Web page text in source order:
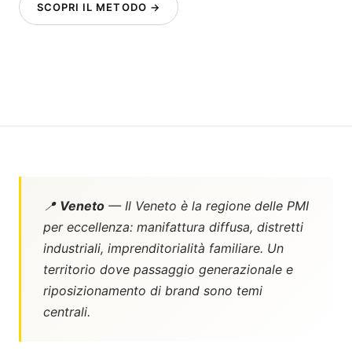
SCOPRI IL METODO →
📍 Veneto — Il Veneto è la regione delle PMI
per eccellenza: manifattura diffusa, distretti
industriali, imprenditorialità familiare. Un
territorio dove passaggio generazionale e
riposizionamento di brand sono temi
centrali.